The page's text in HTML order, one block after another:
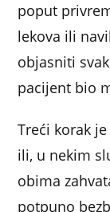
poput
lekova ili
objasniti
pacijent bio
Treći korak
ili, u nekim
obima
potpuno